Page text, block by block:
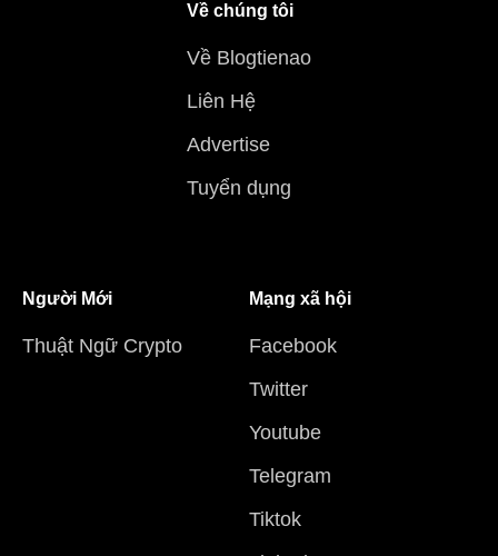
Về chúng tôi
Về Blogtienao
Liên Hệ
Advertise
Tuyển dụng
Người Mới
Thuật Ngữ Crypto
Mạng xã hội
Facebook
Twitter
Youtube
Telegram
Tiktok